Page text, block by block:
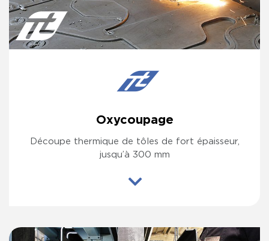
Oxycoupage
Découpe thermique de tôles de fort épaisseur,
jusqu’à 300 mm